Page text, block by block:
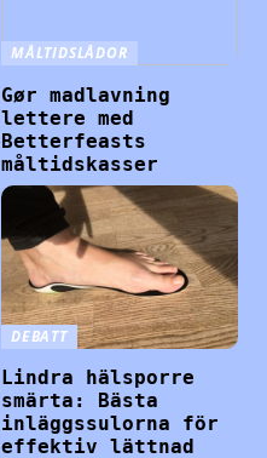
MÅLTIDSLÅDOR
Gør madlavning
lettere med
Betterfeasts
måltidskasser
DEBATT
Lindra hälsporre
smärta: Bästa
inläggssulorna för
effektiv lättnad